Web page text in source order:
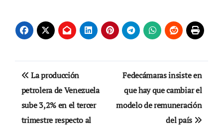
Navegación
de
entradas
La producción
petrolera de Venezuela
sube 3,2% en el tercer
trimestre respecto al
Fedecámaras insiste en
que hay que cambiar el
modelo de remuneración
del país